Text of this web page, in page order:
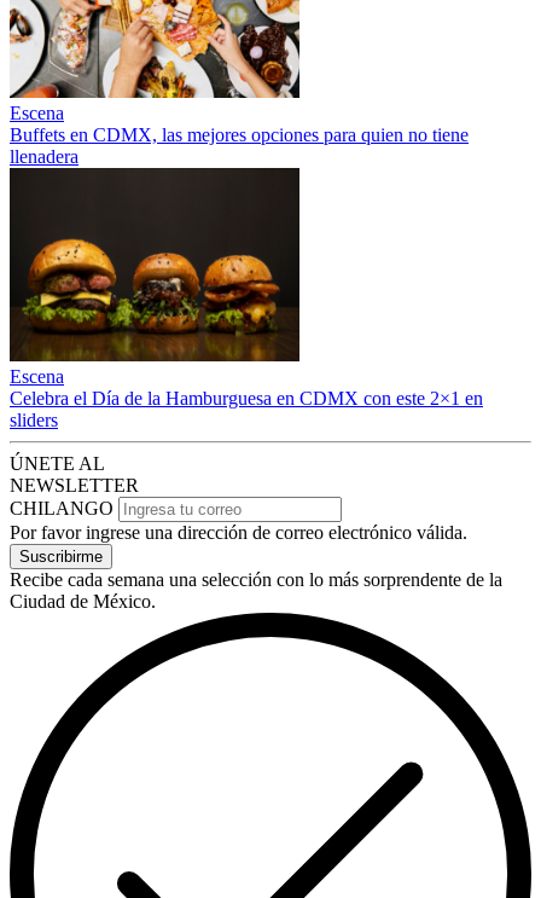
Escena
Buffets en CDMX, las mejores opciones para quien no tiene
llenadera
Escena
Celebra el Día de la Hamburguesa en CDMX con este 2×1 en
sliders
ÚNETE AL
NEWSLETTER
CHILANGO
Por favor ingrese una dirección de correo electrónico válida.
Suscribirme
Recibe cada semana una selección con lo más sorprendente de la
Ciudad de México.